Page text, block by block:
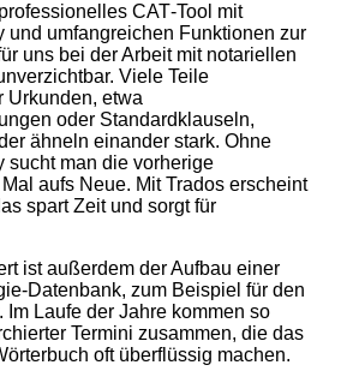
CAT‑Tool mit
und umfangreichen Funktionen zur
uns bei der Arbeit mit notariellen
Viele Teile
Urkunden, etwa
oder Standardklauseln,
ähneln einander stark. Ohne
sucht man die vorherige
aufs Neue. Mit Trados erscheint
spart Zeit und sorgt für
ist außerdem der Aufbau einer
Datenbank, zum Beispiel für den
Im Laufe der Jahre kommen so
Termini zusammen, die das
oft überflüssig machen.